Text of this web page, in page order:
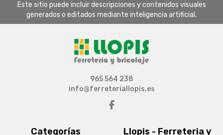
Este sitio puede incluir descripciones y contenidos visuales
generados o editados mediante inteligencia artificial.
Categorías Llopis - Ferreteria y
965 564 238
info@ferreteriallopis.es